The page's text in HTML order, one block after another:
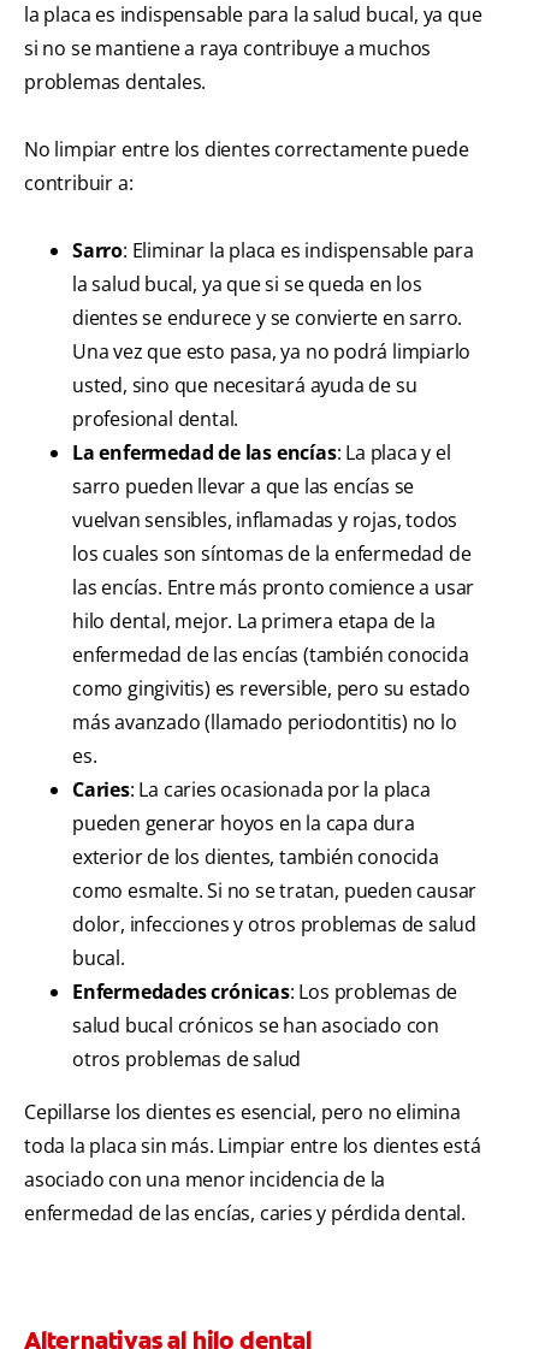
la placa es indispensable para la salud bucal, ya que
si no se mantiene a raya contribuye a muchos
problemas dentales.
No limpiar entre los dientes correctamente puede
contribuir a:
Sarro: Eliminar la placa es indispensable para
la salud bucal, ya que si se queda en los
dientes se endurece y se convierte en sarro.
Una vez que esto pasa, ya no podrá limpiarlo
usted, sino que necesitará ayuda de su
profesional dental.
La enfermedad de las encías: La placa y el
sarro pueden llevar a que las encías se
vuelvan sensibles, inflamadas y rojas, todos
los cuales son síntomas de la enfermedad de
las encías. Entre más pronto comience a usar
hilo dental, mejor. La primera etapa de la
enfermedad de las encías (también conocida
como gingivitis) es reversible, pero su estado
más avanzado (llamado periodontitis) no lo
es.
Caries: La caries ocasionada por la placa
pueden generar hoyos en la capa dura
exterior de los dientes, también conocida
como esmalte. Si no se tratan, pueden causar
dolor, infecciones y otros problemas de salud
bucal.
Enfermedades crónicas: Los problemas de
salud bucal crónicos se han asociado con
otros problemas de salud
Cepillarse los dientes es esencial, pero no elimina
toda la placa sin más. Limpiar entre los dientes está
asociado con una menor incidencia de la
enfermedad de las encías, caries y pérdida dental.
Alternativas al hilo dental